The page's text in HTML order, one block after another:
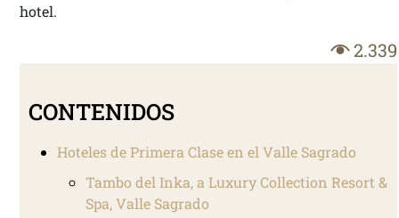
hotel.
2.339
CONTENIDOS
Hoteles de Primera Clase en el Valle Sagrado
Tambo del Inka, a Luxury Collection Resort &
Spa, Valle Sagrado